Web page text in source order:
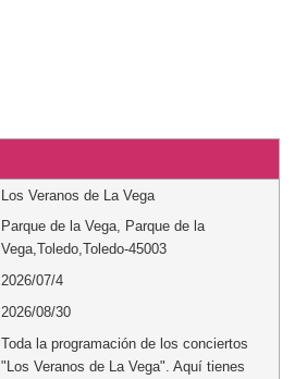
Los Veranos de La Vega
Parque de la Vega, Parque de la
Vega,Toledo,Toledo-45003
2026/07/4
2026/08/30
Toda la programación de los conciertos
"Los Veranos de La Vega". Aquí tienes